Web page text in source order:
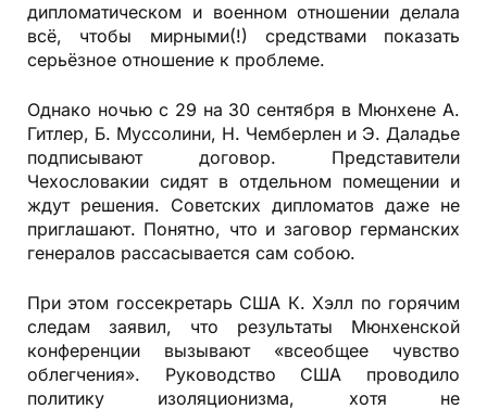
дипломатическом и военном отношении делала
всё, чтобы мирными(!) средствами показать
серьёзное отношение к проблеме.
Однако ночью с 29 на 30 сентября в Мюнхене А.
Гитлер, Б. Муссолини, Н. Чемберлен и Э. Даладье
подписывают договор. Представители
Чехословакии сидят в отдельном помещении и
ждут решения. Советских дипломатов даже не
приглашают. Понятно, что и заговор германских
генералов рассасывается сам собою.
При этом госсекретарь США К. Хэлл по горячим
следам заявил, что результаты Мюнхенской
конференции вызывают «всеобщее чувство
облегчения». Руководство США проводило
политику изоляционизма, хотя не